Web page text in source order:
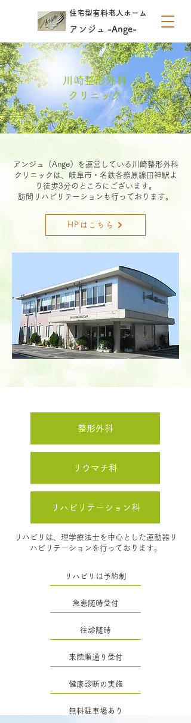
アンジュ -Ange-
住宅型有料老人ホーム
川崎整形外科
クリニック
アンジュ（Ange）を運営している川崎整形外科
クリニックは、岐阜市・名鉄各務原線田神駅よ
り徒歩3分のところにございます。
訪問リハビリテーションも行っております。
HPはこちら
整形外科
リウマチ科
リハビリテーション科
リハビリは、理学療法士を中心とした運動器リ
ハビリテーションを行っております。
リハビリは予約制
急患随時受付
往診随時
来院順通り受付
健康診断の実施
無料駐車場あり